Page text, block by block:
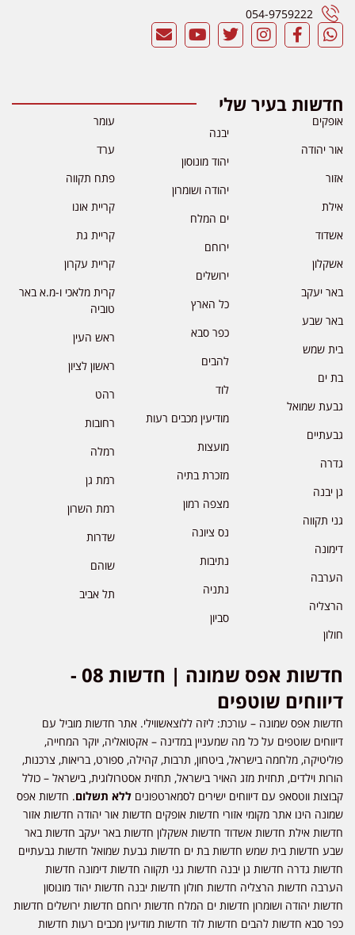
054-9759222
חדשות בעיר שלי
אופקים
אור יהודה
אזור
אילת
אשדוד
אשקלון
באר יעקב
באר שבע
בית שמש
בת ים
גבעת שמואל
גבעתיים
גדרה
גן יבנה
גני תקווה
דימונה
הערבה
הרצליה
חולון
יבנה
יהוד מונוסון
יהודה ושומרון
ים המלח
ירוחם
ירושלים
כל הארץ
כפר סבא
להבים
לוד
מודיעין מכבים רעות
מועצות
מזכרת בתיה
מצפה רמון
נס ציונה
נתיבות
נתניה
סביון
עומר
ערד
פתח תקווה
קריית אונו
קריית גת
קריית עקרון
קרית מלאכי ו-מ.א באר
טוביה
ראש העין
ראשון לציון
רהט
רחובות
רמלה
רמת גן
רמת השרון
שדרות
שוהם
תל אביב
חדשות אפס שמונה | חדשות 08 -
דיווחים שוטפים
חדשות אפס שמונה – עורכת: ליזה ללוצאשווילי. אתר חדשות מוביל עם
דיווחים שוטפים על כל מה שמעניין במדינה – אקטואליה, יוקר המחייה,
פוליטיקה, מלחמה בישראל, ביטחון, תרבות, קהילה, ספורט, בריאות, צרכנות,
הורות וילדים, תחזית מזג האויר בישראל, תחזית אסטרולוגית, בישראל – כולל
קבוצות ווטסאפ עם דיווחים ישירים לסמארטפונים ללא תשלום. חדשות אפס
שמונה הינו אתר מקומי אזורי חדשות אופקים חדשות אור יהודה חדשות אזור
חדשות אילת חדשות אשדוד חדשות אשקלון חדשות באר יעקב חדשות באר
שבע חדשות בית שמש חדשות בת ים חדשות גבעת שמואל חדשות גבעתיים
חדשות גדרה חדשות גן יבנה חדשות גני תקווה חדשות דימונה חדשות
הערבה חדשות הרצליה חדשות חולון חדשות יבנה חדשות יהוד מונוסון
חדשות יהודה ושומרון חדשות ים המלח חדשות ירוחם חדשות ירושלים חדשות
כפר סבא חדשות להבים חדשות לוד חדשות מודיעין מכבים רעות חדשות